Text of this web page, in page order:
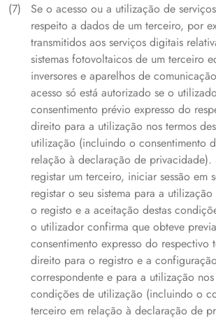
Se o acesso ou a utilização de
respeito a dados de um terceiro, por
transmitidos aos serviços digitais
sistemas fotovoltaicos de um terceiro
inversores e aparelhos de
acesso só está autorizado se o
consentimento prévio expresso do
direito para a utilização nos termos
utilização (incluindo o consentimento
relação à declaração de
registar um terceiro, iniciar sessão em
registar o seu sistema para a
o registo e a aceitação destas
o utilizador confirma que obteve
consentimento expresso do respectivo
direito para o registro e a
correspondente e para a utilização nos
condições de utilização (incluindo o
terceiro em relação à declaração de